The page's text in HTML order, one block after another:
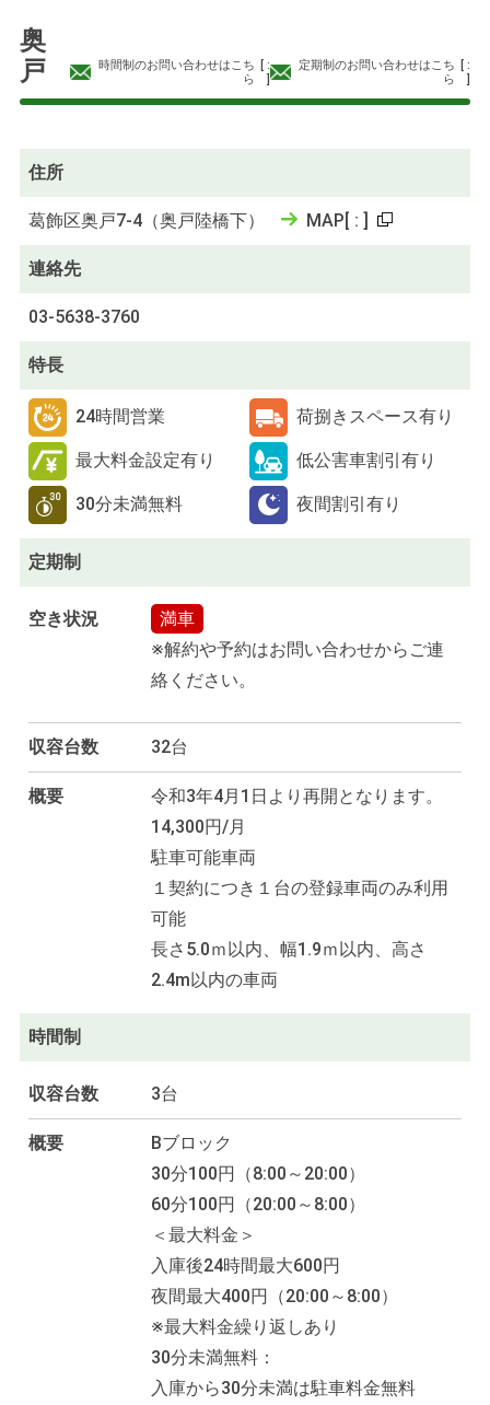
奥
戸
時間制のお問い合わせはこち
ら
:
定期制のお問い合わせはこち
ら
:
住所
葛飾区奥戸7-4（奥戸陸橋下） MAP [ :]
連絡先
03-5638-3760
特長
24時間営業 荷捌きスペース有り
最大料金設定有り 低公害車割引有り
30分未満無料 夜間割引有り
定期制
空き状況
満車
※解約や予約はお問い合わせからご連
絡ください。
収容台数 32台
概要
令和3年4月1日より再開となります。
14,300円/月
駐車可能車両
１契約につき１台の登録車両のみ利用
可能
長さ5.0ｍ以内、幅1.9ｍ以内、高さ
2.4m以内の車両
時間制
収容台数 3台
概要
Bブロック
30分100円（8:00～20:00）
60分100円（20:00～8:00）
＜最大料金＞
入庫後24時間最大600円
夜間最大400円（20:00～8:00）
※最大料金繰り返しあり
30分未満無料：
入庫から30分未満は駐車料金無料